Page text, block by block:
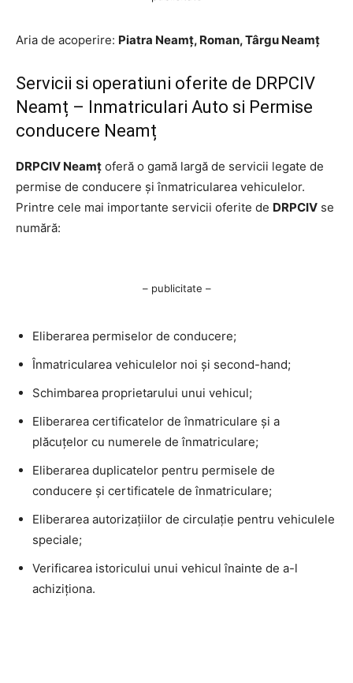
Aria de acoperire: Piatra Neamț, Roman, Târgu Neamț
Servicii si operatiuni oferite de DRPCIV
Neamț – Inmatriculari Auto si Permise
conducere Neamț
DRPCIV Neamț oferă o gamă largă de servicii legate de
permise de conducere și înmatricularea vehiculelor.
Printre cele mai importante servicii oferite de DRPCIV se
numără:
– publicitate –
Eliberarea permiselor de conducere;
Înmatricularea vehiculelor noi și second-hand;
Schimbarea proprietarului unui vehicul;
Eliberarea certificatelor de înmatriculare și a
plăcuțelor cu numerele de înmatriculare;
Eliberarea duplicatelor pentru permisele de
conducere și certificatele de înmatriculare;
Eliberarea autorizațiilor de circulație pentru vehiculele
speciale;
Verificarea istoricului unui vehicul înainte de a-l
achiziționa.